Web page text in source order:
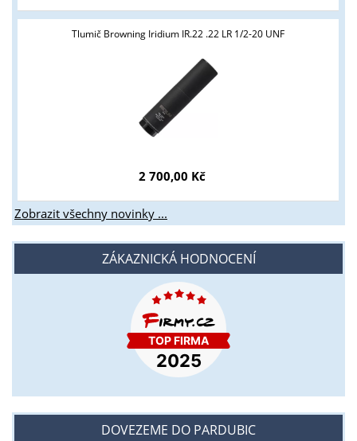
Tlumič Browning Iridium IR.22 .22 LR 1/2-20 UNF
2 700,00 Kč
Zobrazit všechny novinky ...
ZÁKAZNICKÁ HODNOCENÍ
DOVEZEME DO PARDUBIC